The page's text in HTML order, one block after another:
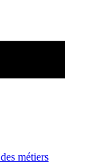
métiers